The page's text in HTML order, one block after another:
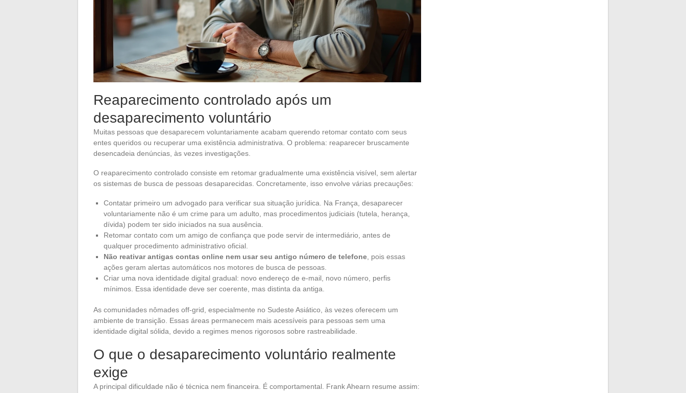
Reaparecimento controlado após um
desaparecimento voluntário
Muitas pessoas que desaparecem voluntariamente acabam querendo retomar contato com seus
entes queridos ou recuperar uma existência administrativa. O problema: reaparecer bruscamente
desencadeia denúncias, às vezes investigações.
O reaparecimento controlado consiste em retomar gradualmente uma existência visível, sem alertar
os sistemas de busca de pessoas desaparecidas. Concretamente, isso envolve várias precauções:
Contatar primeiro um advogado para verificar sua situação jurídica. Na França, desaparecer
voluntariamente não é um crime para um adulto, mas procedimentos judiciais (tutela, herança,
dívida) podem ter sido iniciados na sua ausência.
Retomar contato com um amigo de confiança que pode servir de intermediário, antes de
qualquer procedimento administrativo oficial.
Não reativar antigas contas online nem usar seu antigo número de telefone , pois essas
ações geram alertas automáticos nos motores de busca de pessoas.
Criar uma nova identidade digital gradual: novo endereço de e-mail, novo número, perfis
mínimos. Essa identidade deve ser coerente, mas distinta da antiga.
As comunidades nômades off-grid, especialmente no Sudeste Asiático, às vezes oferecem um
ambiente de transição. Essas áreas permanecem mais acessíveis para pessoas sem uma
identidade digital sólida, devido a regimes menos rigorosos sobre rastreabilidade.
O que o desaparecimento voluntário realmente
exige
A principal dificuldade não é técnica nem financeira. É comportamental. Frank Ahearn resume assim: